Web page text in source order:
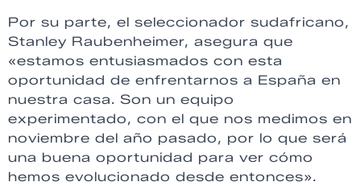
Por su parte, el seleccionador sudafricano,
Stanley Raubenheimer, asegura que
«estamos entusiasmados con esta
oportunidad de enfrentarnos a España en
nuestra casa. Son un equipo
experimentado, con el que nos medimos en
noviembre del año pasado, por lo que será
una buena oportunidad para ver cómo
hemos evolucionado desde entonces».